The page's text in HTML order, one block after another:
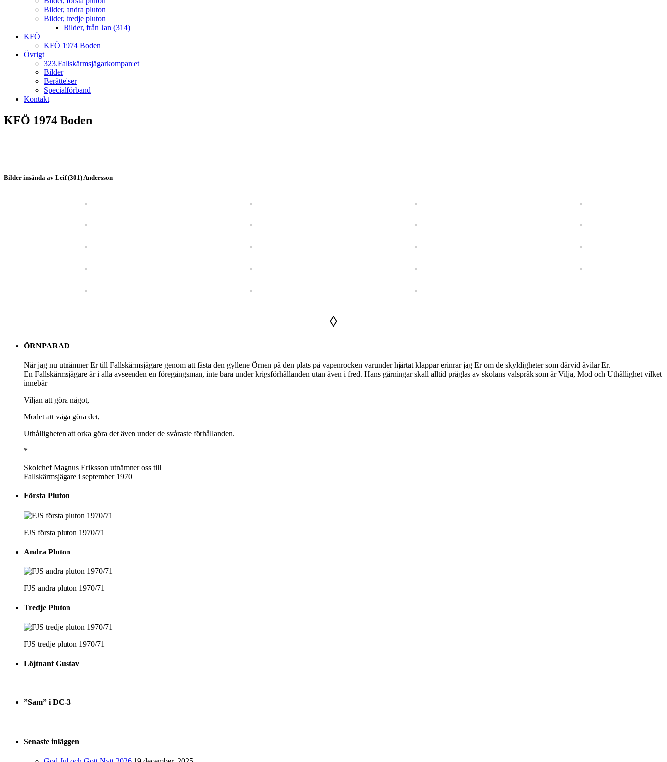
Bilder, andra pluton
Bilder, tredje pluton
Bilder, från Jan (314)
KFÖ
KFÖ 1974 Boden
Övrigt
323.Fallskärmsjägarkompaniet
Bilder
Berättelser
Specialförband
Kontakt
KFÖ 1974 Boden
Bilder insända av Leif (301) Andersson
◊
ÖRNPARAD
När jag nu utnämner Er till Fallskärmsjägare genom att fästa den gyllene Örnen på den plats på vapenrocken varunder hjärtat klappar erinrar jag Er om de skyldigheter som därvid åvilar Er.
En Fallskärmsjägare är i alla avseenden en föregångsman, inte bara under krigsförhållanden utan även i fred. Hans gärningar skall alltid präglas av skolans valspråk som är Vilja, Mod och Uthållighet vilket
innebär
Viljan att göra något,
Modet att våga göra det,
Uthålligheten att orka göra det även under de svåraste förhållanden.
*
Skolchef Magnus Eriksson utnämner oss till
Fallskärmsjägare i september 1970
Första Pluton
FJS första pluton 1970/71
Andra Pluton
FJS andra pluton 1970/71
Tredje Pluton
FJS tredje pluton 1970/71
Löjtnant Gustav
”Sam” i DC-3
Senaste inläggen